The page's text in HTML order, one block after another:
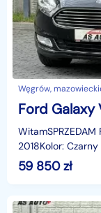
Węgrów,
WitamSPRZEDAM
2018Kolor:
LedDynamiczne
alkantaraSzklany Pa
59 850zł